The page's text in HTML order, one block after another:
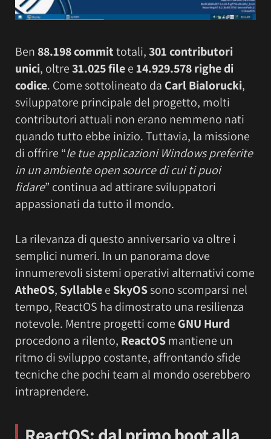
Ben 88.198 committotali,301 contributori
unici, oltre31.025 filee14.929.578 righe di
codice. Come sottolineato da Carl Bialorucki,
sviluppatore principale del progetto, molti
contributori attuali non erano nemmeno nati
quando tutto ebbe inizio. Tuttavia, la missione
di offrire “le tue applicazioni Windows preferite
in un ambiente open source di cui ti puoi
fidare” continua ad attirare sviluppatori
appassionati da tutto il mondo.
La rilevanza di questo anniversario va oltre i
semplici numeri. In un panorama dove
innumerevoli sistemi operativi alternativi come
AtheOS, Syllablee SkyOSsono scomparsi nel
tempo, ReactOS ha dimostrato una resilienza
notevole. Mentre progetti come GNU Hurd
procedono a rilento, ReactOSmantiene un
ritmo di sviluppo costante, affrontando sfide
tecniche che pochi team al mondo oserebbero
intraprendere.